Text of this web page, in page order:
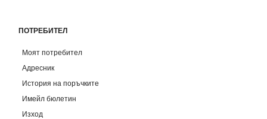
ПОТРЕБИТЕЛ
Моят потребител
Адресник
История на поръчките
Имейл бюлетин
Изход